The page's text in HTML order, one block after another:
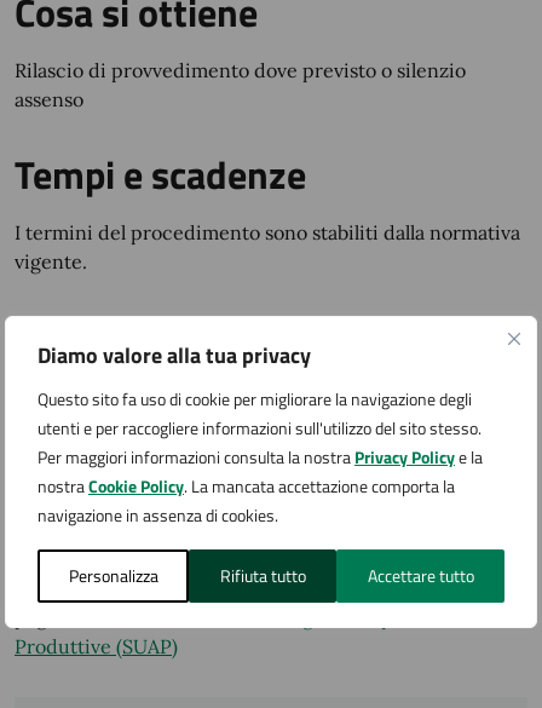
Diamo valore alla tua privacy
Questo sito fa uso di cookie per migliorare la navigazione degli
utenti e per raccogliere informazioni sull'utilizzo del sito stesso.
Per maggiori informazioni consulta la nostraPrivacy Policye la
nostraCookie Policy. La mancata accettazione comporta la
navigazione in assenza di cookies.
Personalizza Rifiuta tutto Accettare tutto
Cosa si ottiene
Rilascio di provvedimento dove previsto o silenzio
assenso
Tempi e scadenze
I termini del procedimento sono stabiliti dalla normativa
vigente.
Quanto costa
I costi per avviare l’istanza sono composti da:
marca da bollo di valore vigente (ove dovuto);
diritti SUAP (se richiesti);
diritti di istruttoria dei vari Enti coinvolti (se
richiesti).
Per informazioni riguardo ai costi e alla modalità di
Produttive (SUAP)